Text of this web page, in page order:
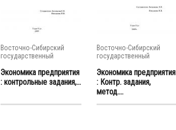
Восточно-Сибирский
государственный
Экономика предприятия
: контрольные задания,...
Восточно-Сибирский
государственный
Экономика предприятия
: Контр. задания,
метод....